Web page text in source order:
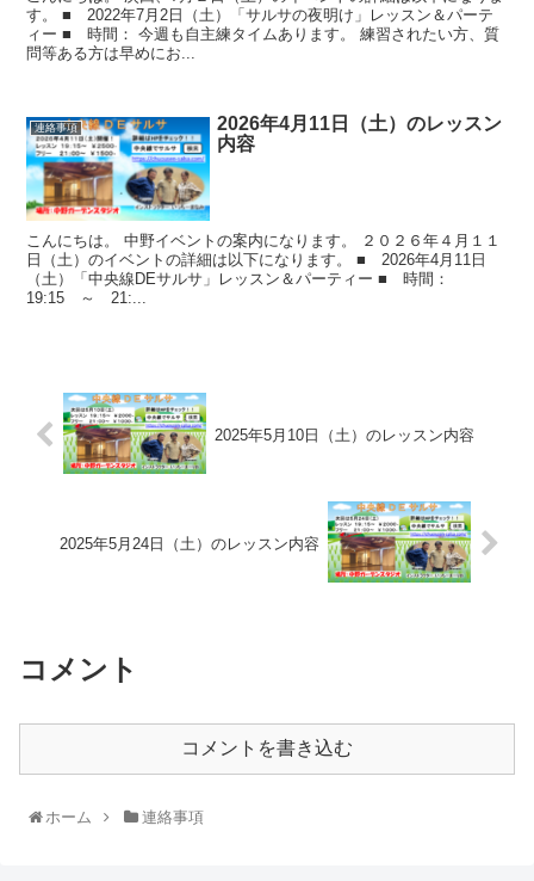
す。 ■ 2022年7月2日（土）「サルサの夜明け」レッスン＆パーテ
ィー ■ 時間： 今週も自主練タイムあります。 練習されたい方、質
問等ある方は早めにお...
連絡事項
2026年4月11日（土）のレッスン
内容
こんにちは。 中野イベントの案内になります。 ２０２６年４月１１
日（土）のイベントの詳細は以下になります。 ■ 2026年4月11日
（土）「中央線DEサルサ」レッスン＆パーティー ■ 時間：
19:15 ～ 21:...
2025年5月10日（土）のレッスン内容
2025年5月24日（土）のレッスン内容
コメント
コメントを書き込む
ホーム 連絡事項